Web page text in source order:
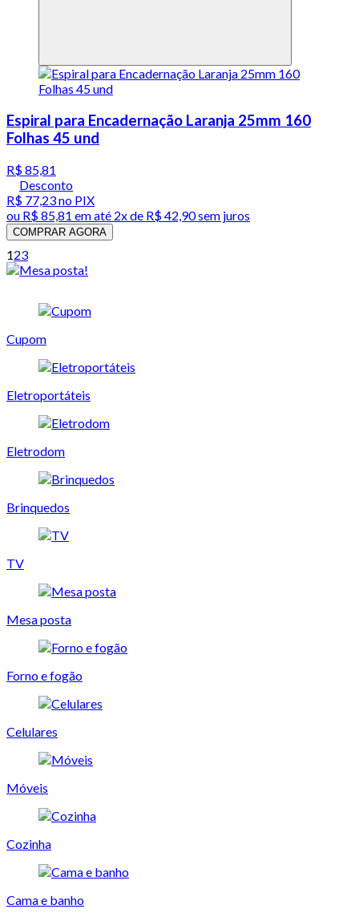
Espiral para Encadernação Laranja 25mm 160
Folhas 45 und
R$ 85,81
Desconto
R$ 77,23no PIX
ou R$ 85,81 em até 2x de R$ 42,90 sem juros
COMPRAR AGORA
123
Cupom
Eletroportáteis
Eletrodom
Brinquedos
TV
Mesa posta
Forno e fogão
Celulares
Móveis
Cozinha
Cama e banho